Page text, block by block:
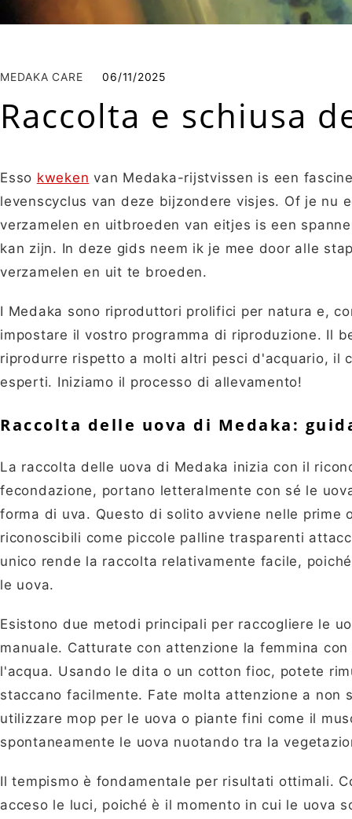
MEDAKA CARE 06/11/2025
Raccolta e schiusa
Esso kweken van Medaka-rijstvissen is een
levenscyclus van deze bijzondere visjes. Of je nu
verzamelen en uitbroeden van eitjes is een
kan zijn. In deze gids neem ik je mee door alle
verzamelen en uit te broeden.
I Medaka sono riproduttori prolifici per natura e,
impostare il vostro programma di riproduzione. Il
riprodurre rispetto a molti altri pesci d'acquario, il
esperti. Iniziamo il processo di allevamento!
Raccolta delle uova di Medaka:
La raccolta delle uova di Medaka inizia con il
fecondazione, portano letteralmente con sé le
forma di uva. Questo di solito avviene nelle
riconoscibili come piccole palline trasparenti
unico rende la raccolta relativamente facile,
le uova.
Esistono due metodi principali per raccogliere le
manuale. Catturate con attenzione la femmina
l'acqua. Usando le dita o un cotton fioc, potete
staccano facilmente. Fate molta attenzione a
utilizzare mop per le uova o piante fini come il
spontaneamente le uova nuotando tra la
Il tempismo è fondamentale per risultati ottimali.
acceso le luci, poiché è il momento in cui le uova